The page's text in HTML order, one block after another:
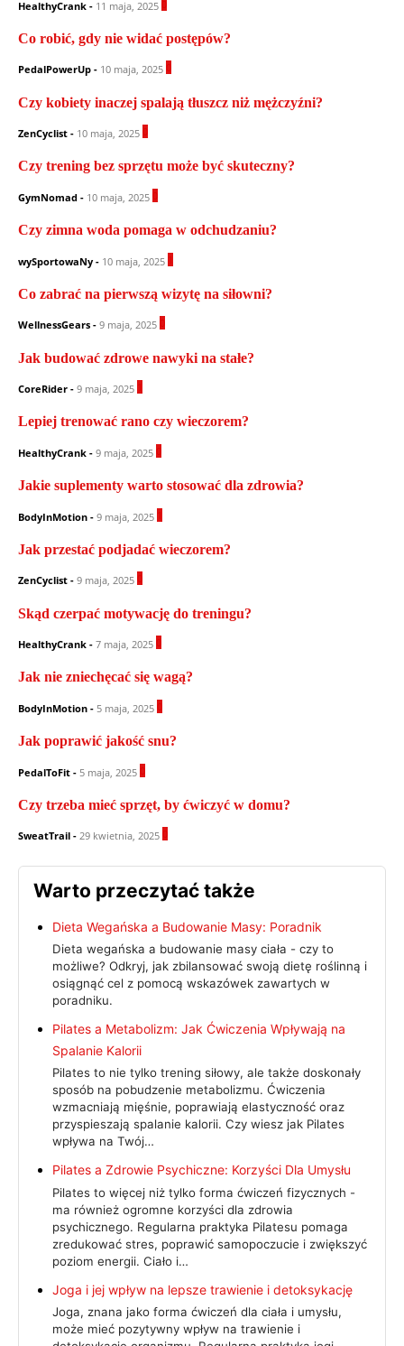
HealthyCrank - 11 maja, 2025
Co robić, gdy nie widać postępów?
PedalPowerUp - 10 maja, 2025
Czy kobiety inaczej spalają tłuszcz niż mężczyźni?
ZenCyclist - 10 maja, 2025
Czy trening bez sprzętu może być skuteczny?
GymNomad - 10 maja, 2025
Czy zimna woda pomaga w odchudzaniu?
wySportowaNy - 10 maja, 2025
Co zabrać na pierwszą wizytę na siłowni?
WellnessGears - 9 maja, 2025
Jak budować zdrowe nawyki na stałe?
CoreRider - 9 maja, 2025
Lepiej trenować rano czy wieczorem?
HealthyCrank - 9 maja, 2025
Jakie suplementy warto stosować dla zdrowia?
BodyInMotion - 9 maja, 2025
Jak przestać podjadać wieczorem?
ZenCyclist - 9 maja, 2025
Skąd czerpać motywację do treningu?
HealthyCrank - 7 maja, 2025
Jak nie zniechęcać się wagą?
BodyInMotion - 5 maja, 2025
Jak poprawić jakość snu?
PedalToFit - 5 maja, 2025
Czy trzeba mieć sprzęt, by ćwiczyć w domu?
SweatTrail - 29 kwietnia, 2025
Warto przeczytać także
Dieta Wegańska a Budowanie Masy: Poradnik
Dieta wegańska a budowanie masy ciała - czy to
możliwe? Odkryj, jak zbilansować swoją dietę roślinną i
osiągnąć cel z pomocą wskazówek zawartych w
poradniku.
Pilates a Metabolizm: Jak Ćwiczenia Wpływają na
Spalanie Kalorii
Pilates to nie tylko trening siłowy, ale także doskonały
sposób na pobudzenie metabolizmu. Ćwiczenia
wzmacniają mięśnie, poprawiają elastyczność oraz
przyspieszają spalanie kalorii. Czy wiesz jak Pilates
wpływa na Twój…
Pilates a Zdrowie Psychiczne: Korzyści Dla Umysłu
Pilates to więcej niż tylko forma ćwiczeń fizycznych -
ma również ogromne korzyści dla zdrowia
psychicznego. Regularna praktyka Pilatesu pomaga
zredukować stres, poprawić samopoczucie i zwiększyć
poziom energii. Ciało i…
Joga i jej wpływ na lepsze trawienie i detoksykację
Joga, znana jako forma ćwiczeń dla ciała i umysłu,
może mieć pozytywny wpływ na trawienie i